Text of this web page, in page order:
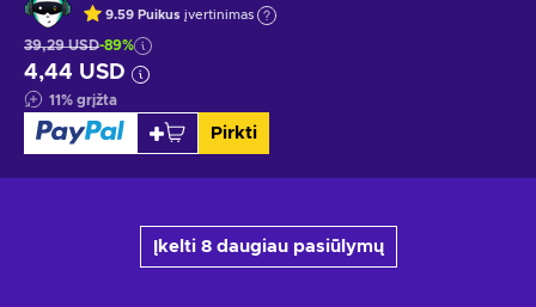
9.59 Puikus įvertinimas
39,29 USD-89%
4,44 USD
11% grįžta
Pirkti
Įkelti 8 daugiau pasiūlymų